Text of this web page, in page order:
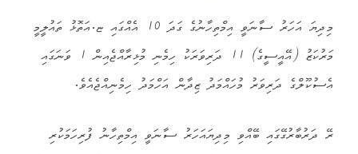
މިދިޔަ އަހަރު ސާނަވީ އިމްތިހާނުގެ ގަދަ 10 އެއްގައި ޏ.އަތޮޅު ތައުލީމީ
މަރުކަޒު (އޭއީސީގެ) 11 ދަރިވަރަކު ހިމެނި މުޅިރާއްޖެއިން 1 ވަނަގައި
އެސުކޫލްގެ ދަރިވަރު މުހައްމަދު ޒިދާން އަހްމަދު ހިމެނިއްޖެއެވެ.
ރޭ ދަރުބާރުގޭގައި ބޭއްވި މިދިޔައަހަރު ސާނަވީ އިމްތިހާނު ފުރިހަމަކުރި